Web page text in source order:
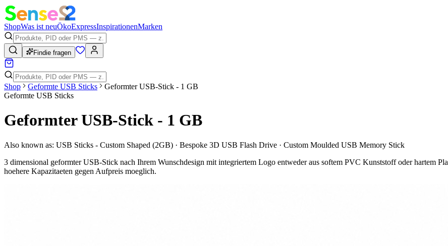
ShopWas ist neuÖkoExpressInspirationenMarken
Findie fragen
Shop Geformte USB Sticks
Geformter USB-Stick - 1 GB
Geformte USB Sticks
Geformter USB-Stick - 1 GB
Also known as: USB Sticks - Custom Shaped (2GB) · Bespoke 3D USB Flash Drive · Custom Moulded USB Memory Stick
3 dimensional geformter USB-Stick nach Ihrem Wunschdesign mit integriertem Logo entweder aus softem PVC Kunststoff oder hartem
hoehere Kapazitaeten gegen Aufpreis moeglich.